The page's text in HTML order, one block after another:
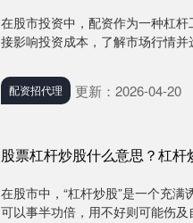
在股市投资中，配资作为一种杠
接影响投资成本，了解市场行情
配资招代理 更新：2026-04-20
股票杠杆炒股什么意思？杠
在股市中，“杠杆炒股”是一个充
可以事半功倍，用不好则可能伤